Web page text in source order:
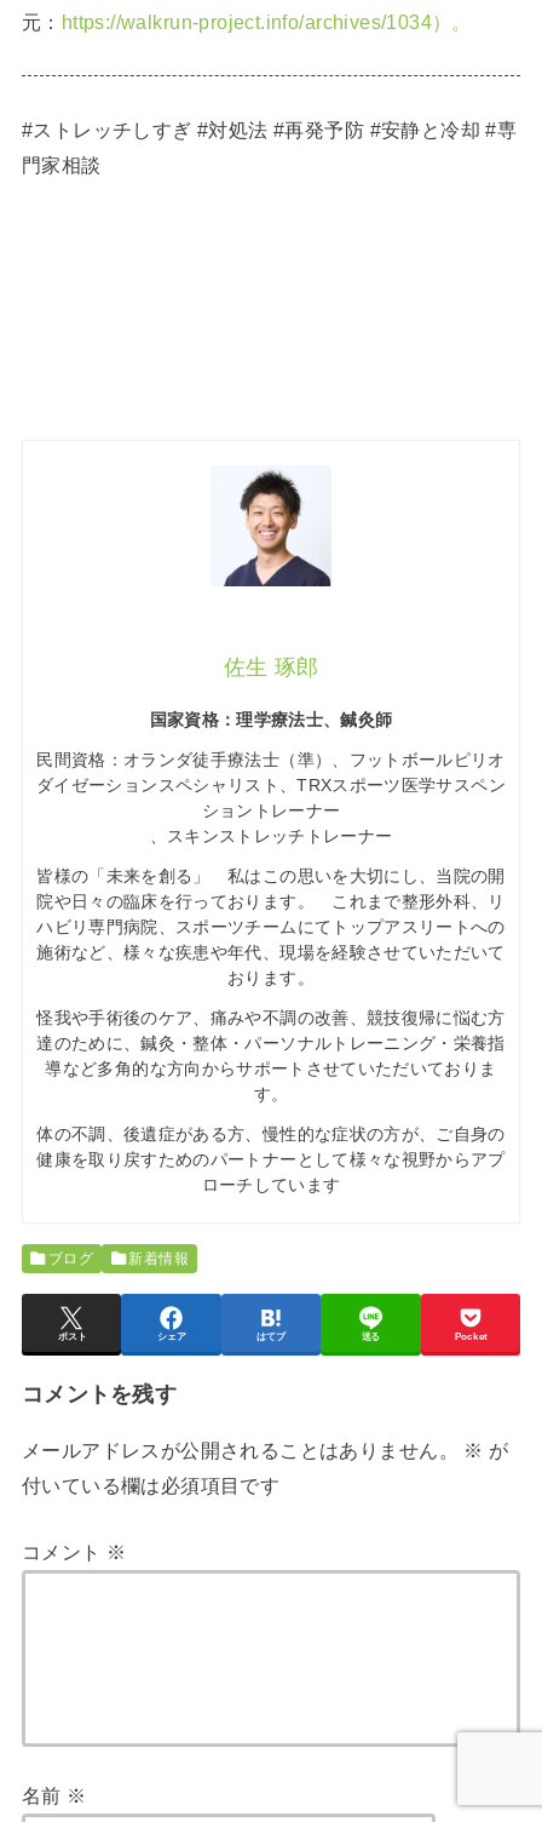
元： https://walkrun-project.info/archives/1034）。
#ストレッチしすぎ #対処法 #再発予防 #安静と冷却 #専
門家相談
佐生 琢郎
国家資格：理学療法士、鍼灸師
民間資格：オランダ徒手療法士（準）、フットボールピリオ
ダイゼーションスペシャリスト、TRXスポーツ医学サスペン
ショントレーナー
、スキンストレッチトレーナー
皆様の「未来を創る」 私はこの思いを大切にし、当院の開
院や日々の臨床を行っております。 これまで整形外科、リ
ハビリ専門病院、スポーツチームにてトップアスリートへの
施術など、様々な疾患や年代、現場を経験させていただいて
おります。
怪我や手術後のケア、痛みや不調の改善、競技復帰に悩む方
達のために、鍼灸・整体・パーソナルトレーニング・栄養指
導など多角的な方向からサポートさせていただいておりま
す。
体の不調、後遺症がある方、慢性的な症状の方が、ご自身の
健康を取り戻すためのパートナーとして様々な視野からアプ
ローチしています
ブログ 新着情報
ポスト シェア はてブ 送る Pocket
コメントを残す
メールアドレスが公開されることはありません。 ※ が
付いている欄は必須項目です
コメント ※
名前 ※